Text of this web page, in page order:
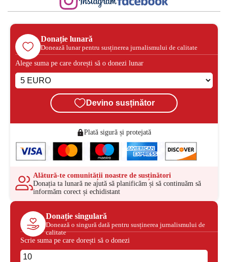
Donație lunară
Donează lunar pentru susținerea jurnalismului de calitate
Alege suma pe care dorești să o donezi lunar
Devino susținător
Plată sigură și protejată
Alătură-te comunității noastre de susținători
Donația ta lunară ne ajută să planificăm și să continuăm să
informăm corect și echidistant
Donație singulară
Donează o singură dată pentru susținerea jurnalismului de
calitate
Scrie suma pe care dorești să o donezi